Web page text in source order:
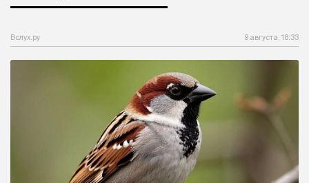
Вслух.ру 9 августа, 18:33